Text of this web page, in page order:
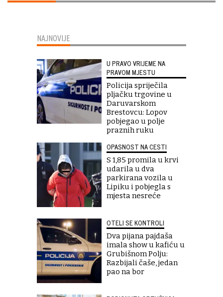
NAJNOVIJE
U PRAVO VRIJEME NA
PRAVOM MJESTU
Policija spriječila
pljačku trgovine u
Daruvarskom
Brestovcu: Lopov
pobjegao u polje
praznih ruku
OPASNOST NA CESTI
S 1,85 promila u krvi
udarila u dva
parkirana vozila u
Lipiku i pobjegla s
mjesta nesreće
OTELI SE KONTROLI
Dva pijana pajdaša
imala show u kafiću u
Grubišnom Polju:
Razbijali čaše, jedan
pao na bor